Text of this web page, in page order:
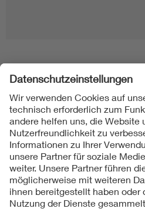
Folgen Sie uns